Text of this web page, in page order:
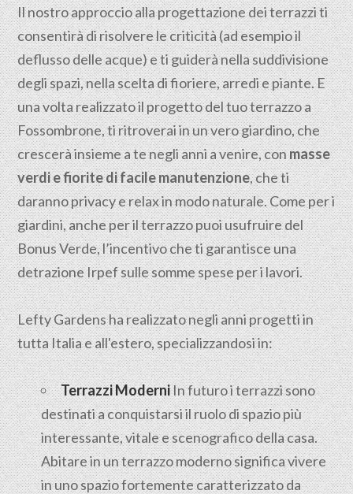
Il nostro approccio alla progettazione dei terrazzi ti
consentirà di risolvere le criticità (ad esempio il
deflusso delle acque) e ti guiderà nella suddivisione
degli spazi, nella scelta di fioriere, arredi e piante. E
una volta realizzato il progetto del tuo terrazzo a
Fossombrone, ti ritroverai in un vero giardino, che
crescerà insieme a te negli anni a venire, conmasse
verdi e fiorite di facile manutenzione, che ti
daranno privacy e relax in modo naturale. Come per i
giardini, anche per il terrazzo puoi usufruire del
Bonus Verde, l’incentivo che ti garantisce una
detrazione Irpef sulle somme spese per i lavori.
Lefty Gardens ha realizzato negli anni progetti in
tutta Italia e all'estero, specializzandosi in:
Terrazzi ModerniIn futuro i terrazzi sono
destinati a conquistarsi il ruolo di spazio più
interessante, vitale e scenografico della casa.
Abitare in un terrazzo moderno significa vivere
in uno spazio fortemente caratterizzato da